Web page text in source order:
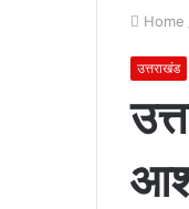
Home
उत्तराखंड
के